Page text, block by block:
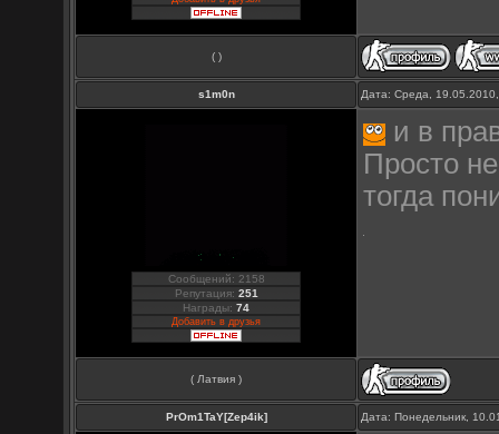
( )
s1m0n Дата: Среда,
Сообщений: 2158
Репутация: 251
Награды:74
Добавить в друзья
и в
Просто
тогда
( Латвия )
PrOm1TaY[Zep4ik] Дата: Понедельник,